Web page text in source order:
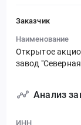
Заказчик
Наименование
Открытое
завод
Анализ
ИНН